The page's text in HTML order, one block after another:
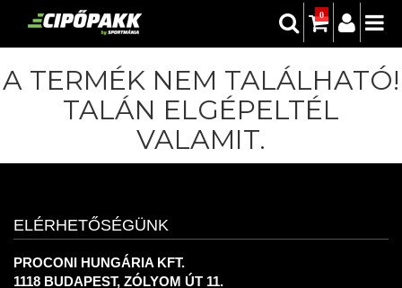
0
A TERMÉK NEM TALÁLHATÓ!
TALÁN ELGÉPELTÉL
VALAMIT.
ELÉRHETŐSÉGÜNK
PROCONI HUNGÁRIA KFT.
1118 BUDAPEST, ZÓLYOM ÚT 11.